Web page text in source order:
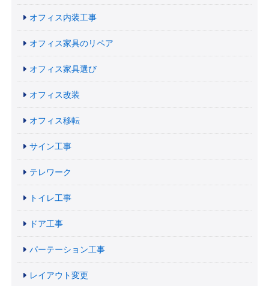
オフィス内装工事
オフィス家具のリペア
オフィス家具選び
オフィス改装
オフィス移転
サイン工事
テレワーク
トイレ工事
ドア工事
パーテーション工事
レイアウト変更